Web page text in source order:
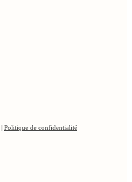
| Politique de confidentialité